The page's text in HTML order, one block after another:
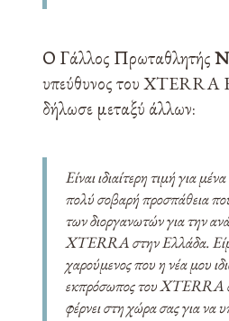
Ο Γάλλος Πρωταθλητής
υπεύθυνος του XTERRA
δήλωσε μεταξύ άλλων:
Είναι ιδιαίτερη τιμή για
πολύ σοβαρή προσπάθεια
των διοργανωτών για την
XTERRA στην Ελλάδα.
χαρούμενος που η νέα μου
εκπρόσωπος του XTERRA
φέρνει στη χώρα σας για να